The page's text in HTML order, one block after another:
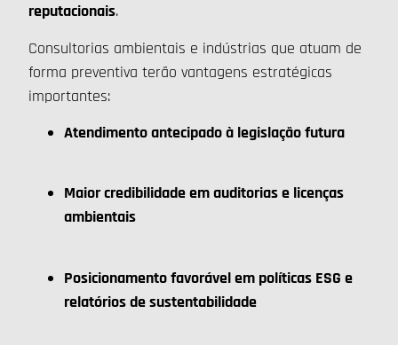
reputacionais.
Consultorias ambientais e indústrias que atuam de
forma preventiva terão vantagens estratégicas
importantes:
Atendimento antecipado à legislação futura
Maior credibilidade em auditorias e licenças
ambientais
Posicionamento favorável em políticas ESG e
relatórios de sustentabilidade